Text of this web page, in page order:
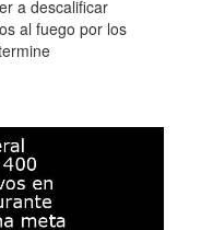
a descalificar
al fuego por los